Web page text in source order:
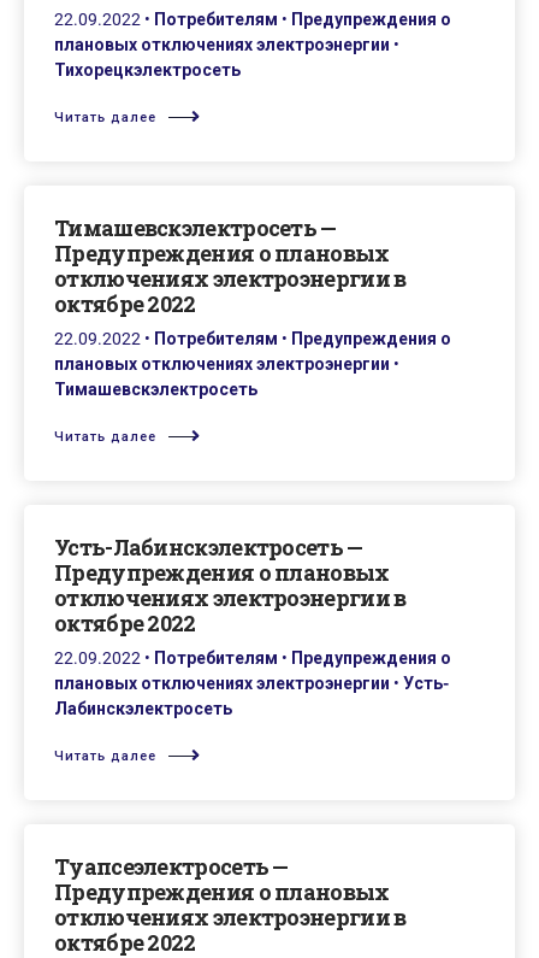
22.09.2022 • Потребителям • Предупреждения о
плановых отключениях электроэнергии •
Тихорецкэлектросеть
Читать далее
Тимашевскэлектросеть —
Предупреждения о плановых
отключениях электроэнергии в
октябре 2022
22.09.2022 • Потребителям • Предупреждения о
плановых отключениях электроэнергии •
Тимашевскэлектросеть
Читать далее
Усть-Лабинскэлектросеть —
Предупреждения о плановых
отключениях электроэнергии в
октябре 2022
22.09.2022 • Потребителям • Предупреждения о
плановых отключениях электроэнергии • Усть-
Лабинскэлектросеть
Читать далее
Туапсеэлектросеть —
Предупреждения о плановых
отключениях электроэнергии в
октябре 2022